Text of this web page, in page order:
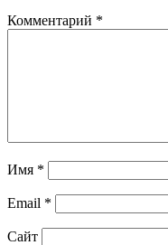
Комментарий *
Имя *
Email *
Сайт